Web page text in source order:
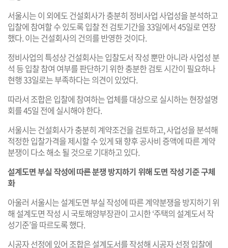
서울시는 이 외에도 건설회사가 충분히 정비사업 사업성을 분석하고
입찰에 참여할 수 있도록 입찰 전 검토기간을 33일에서 45일로 연장
했다. 이는 건설회사의 건의를 반영한 것이다.
정비사업의 특성상 건설회사는 입찰도서 작성 뿐만 아니라 사업성 분
석 등 입찰 참여 여부를 판단하기 위한 충분한 검토 시간이 필요하나
현행 33일로는 부족하다는 의견이 있었다.
따라서 조합은 입찰에 참여하는 업체를 대상으로 실시하는 현장설명
회를 45일 전에 실시해야 한다.
서울시는 건설회사가 충분히 계약조건을 검토하고, 사업성을 분석해
적정한 입찰가격을 제시할 수 있게 돼 향후 공사비 증액에 따른 계약
분쟁이 다소 해소 될 것으로 기대하고 있다.
설계도면 부실 작성에 따른 분쟁 방지하기 위해 도면 작성 기준 구체
화
아울러 서울시는 설계도면 부실 작성에 따른 계약분쟁을 방지하기 위
해 설계도면 작성 시 국토해양부장관이 고시한 ‘주택의 설계도서 작
성기준’을 따르도록 했다.
시공자 선정에 있어 조합은 설계도서를 작성해 시공자 선정 입찰에